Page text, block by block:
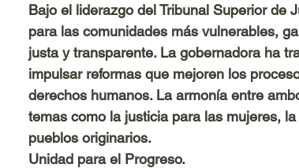
Bajo el liderazgo del Tribunal Superior de
para las comunidades más vulnerables,
justa y transparente. La gobernadora ha
impulsar reformas que mejoren los
derechos humanos. La armonía entre
temas como la justicia para las mujeres,
pueblos originarios.
Unidad para el Progreso.